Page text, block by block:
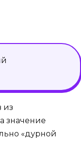
из
значение
«дурной